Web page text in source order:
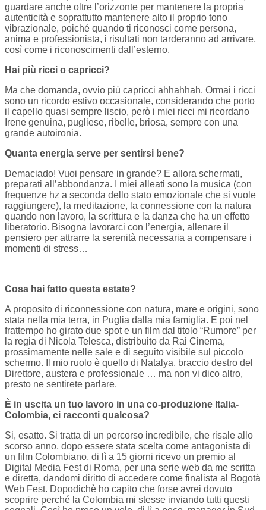
guardare anche oltre l’orizzonte per mantenere la propria
autenticità e soprattutto mantenere alto il proprio tono
vibrazionale, poiché quando ti riconosci come persona,
anima e professionista, i risultati non tarderanno ad arrivare,
così come i riconoscimenti dall’esterno.
Hai più ricci o capricci?
Ma che domanda, ovvio più capricci ahhahhah. Ormai i ricci
sono un ricordo estivo occasionale, considerando che porto
il capello quasi sempre liscio, però i miei ricci mi ricordano
Irene genuina, pugliese, ribelle, briosa, sempre con una
grande autoironia.
Quanta energia serve per sentirsi bene?
Demaciado! Vuoi pensare in grande? E allora schermati,
preparati all’abbondanza. I miei alleati sono la musica (con
frequenze hz a seconda dello stato emozionale che si vuole
raggiungere), la meditazione, la connessione con la natura
quando non lavoro, la scrittura e la danza che ha un effetto
liberatorio. Bisogna lavorarci con l’energia, allenare il
pensiero per attrarre la serenità necessaria a compensare i
momenti di stress…
Cosa hai fatto questa estate?
A proposito di riconnessione con natura, mare e origini, sono
stata nella mia terra, in Puglia dalla mia famiglia. E poi nel
frattempo ho girato due spot e un film dal titolo “Rumore” per
la regia di Nicola Telesca, distribuito da Rai Cinema,
prossimamente nelle sale e di seguito visibile sul piccolo
schermo. Il mio ruolo è quello di Natalya, braccio destro del
Direttore, austera e professionale … ma non vi dico altro,
presto ne sentirete parlare.
È in uscita un tuo lavoro in una co-produzione Italia-
Colombia, ci racconti qualcosa?
Si, esatto. Si tratta di un percorso incredibile, che risale allo
scorso anno, dopo essere stata scelta come antagonista di
un film Colombiano, di lì a 15 giorni ricevo un premio al
Digital Media Fest di Roma, per una serie web da me scritta
e diretta, dandomi diritto di accedere come finalista al Bogotà
Web Fest. Dopodichè ho capito che forse avrei dovuto
scoprire perché la Colombia mi stesse inviando tutti questi